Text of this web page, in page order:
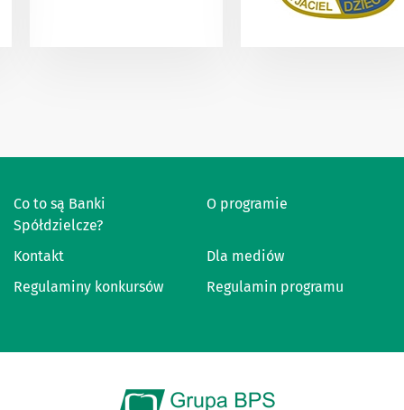
Co to są Banki
Spółdzielcze?
O programie
Kontakt
Dla mediów
Regulaminy konkursów
Regulamin programu